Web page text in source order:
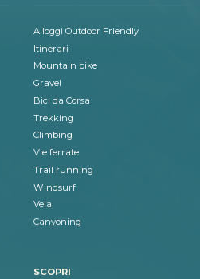
Alloggi Outdoor Friendly
Itinerari
Mountain bike
Gravel
Bici da Corsa
Trekking
Climbing
Vie ferrate
Trail running
Windsurf
Vela
Canyoning
SCOPRI